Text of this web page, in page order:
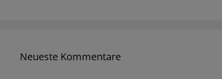
Neueste Kommentare